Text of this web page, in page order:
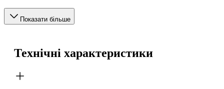
Показати більше
Технічні характеристики